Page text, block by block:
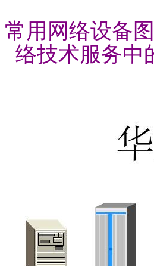
常用网络设备
络技术服务中